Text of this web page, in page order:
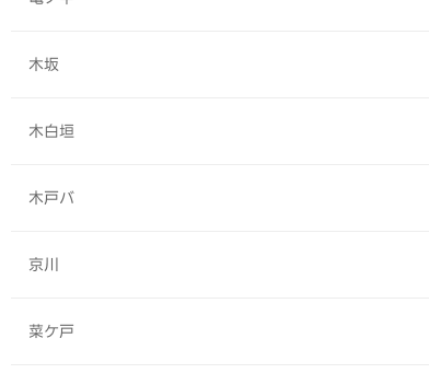
木坂
木白垣
木戸バ
京川
菜ケ戸